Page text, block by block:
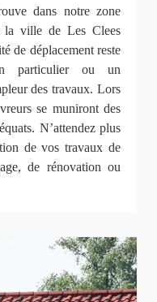
dans notre zone
la ville de Les Clees
de déplacement reste
particulier ou un
des travaux. Lors
se muniront des
N’attendez plus
de vos travaux de
de rénovation ou